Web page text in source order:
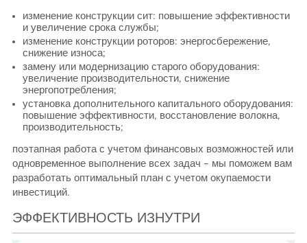
изменение конструкции сит: повышение эффективности
и увеличение срока службы;
изменение конструкции роторов: энергосбережение,
снижение износа;
замену или модернизацию старого оборудования:
увеличение производительности, снижение
энергопотребления;
установка дополнительного капитального оборудования:
повышение эффективности, восстановление волокна,
производительность;
поэтапная работа с учетом финансовых возможностей или
одновременное выполнение всех задач – мы поможем вам
разработать оптимальный план с учетом окупаемости
инвестиций.
ЭФФЕКТИВНОСТЬ ИЗНУТРИ